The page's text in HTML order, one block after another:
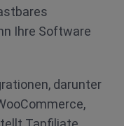
Ihre Software
darunter